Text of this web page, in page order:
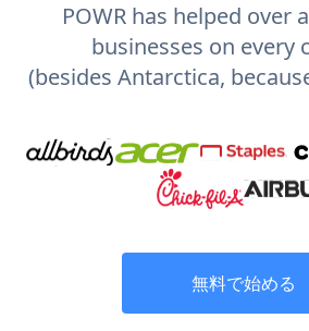
POWR has helped over
businesses on every
(besides Antarctica,
無料で始める